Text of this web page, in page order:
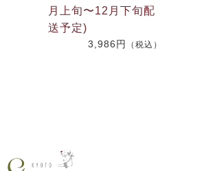
月上旬〜12月下旬配
送予定)
3,986円 （税込）